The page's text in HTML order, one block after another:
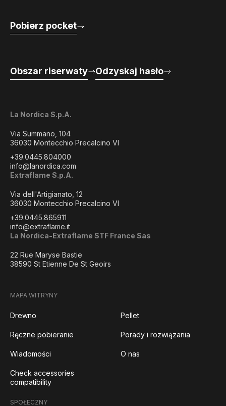
La Nordica S.p.A.
Via Summano, 104
36030 Montecchio Precalcino VI
+39.0445.804000
info@lanordica.com
Extraflame S.p.A.
Via dell'Artigianato, 12
36030 Montecchio Precalcino VI
+39.0445.865911
info@extraflame.it
La Nordica-Extraflame STF France Sas
22 Rue Maryse Bastie
38590 St Etienne De St Geoirs
Pobierz pocket
Obszar riserwaty Odzyskaj hasło
MAPA WITRYNY
Drewno Pellet
Ręczne pobieranie Porady i rozwiązania
Wiadomości O nas
Check accessories
compatibility
SPOŁECZNY